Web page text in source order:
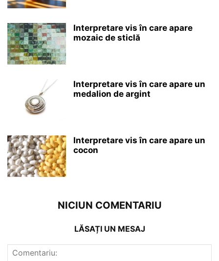
Interpretare vis în care apare
mozaic de sticlă
Interpretare vis în care apare un
medalion de argint
Interpretare vis în care apare un
cocon
NICIUN COMENTARIU
LĂSAȚI UN MESAJ